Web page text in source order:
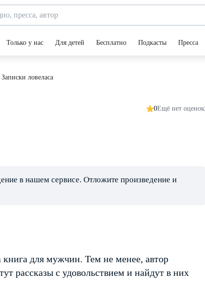
Только у нас Для детей Бесплатно Подкасты Пресса
Записки ловеласа
0Ещё нет оценок
в нашем сервисе. Отложите произведение и
для мужчин. Тем не менее, автор
рассказы с удовольствием и найдут в них